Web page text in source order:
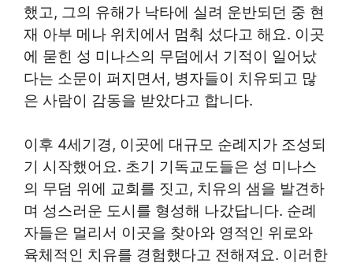
했고, 그의 유해가 낙타에 실려 운반되던 중 현
재 아부 메나 위치에서 멈춰 섰다고 해요. 이곳
에 묻힌 성 미나스의 무덤에서 기적이 일어났
다는 소문이 퍼지면서, 병자들이 치유되고 많
은 사람이 감동을 받았다고 합니다.
이후 4세기경, 이곳에 대규모 순례지가 조성되
기 시작했어요. 초기 기독교도들은 성 미나스
의 무덤 위에 교회를 짓고, 치유의 샘을 발견하
며 성스러운 도시를 형성해 나갔답니다. 순례
자들은 멀리서 이곳을 찾아와 영적인 위로와
육체적인 치유를 경험했다고 전해져요. 이러한